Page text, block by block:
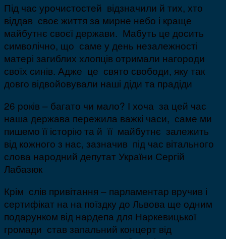
Під час урочистостей відзначили й тих, хто
віддав своє життя за мирне небо і краще
майбутнє своєї держави. Мабуть це досить
символічно, що саме у день незалежності
матері загиблих хлопців отримали нагороди
своїх синів. Адже це свято свободи, яку так
довго відвойовували наші діди та прадіди
26 років – багато чи мало? І хоча за цей час
наша держава пережила важкі часи, саме ми
пишемо її історію та й її майбутнє залежить
від кожного з нас, зазначив під час вітального
слова народний депутат України Сергій
Лабазюк
Крім слів привітання – парламентар вручив і
сертифікат на на поїздку до Львова ще одним
подарунком від нардепа для Наркевицької
громади став запальний концерт від